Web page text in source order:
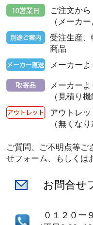
ご注文か
（メーカ
受注生産
商品
メーカー
メーカー
（見積り
アウトレ
（無くな
ご質問、ご不明点等ご
せフォーム、もしくは
お問合せ
０１２０ー